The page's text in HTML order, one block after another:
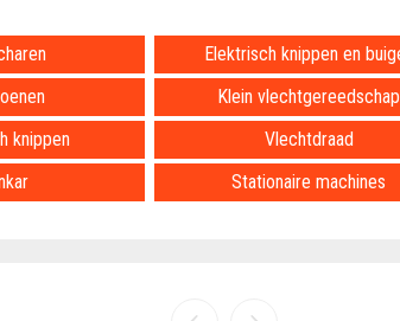
Elektrisch knippen en
Klein vlechtgereedschap
knippen Vlechtdraad
Stationaire machines